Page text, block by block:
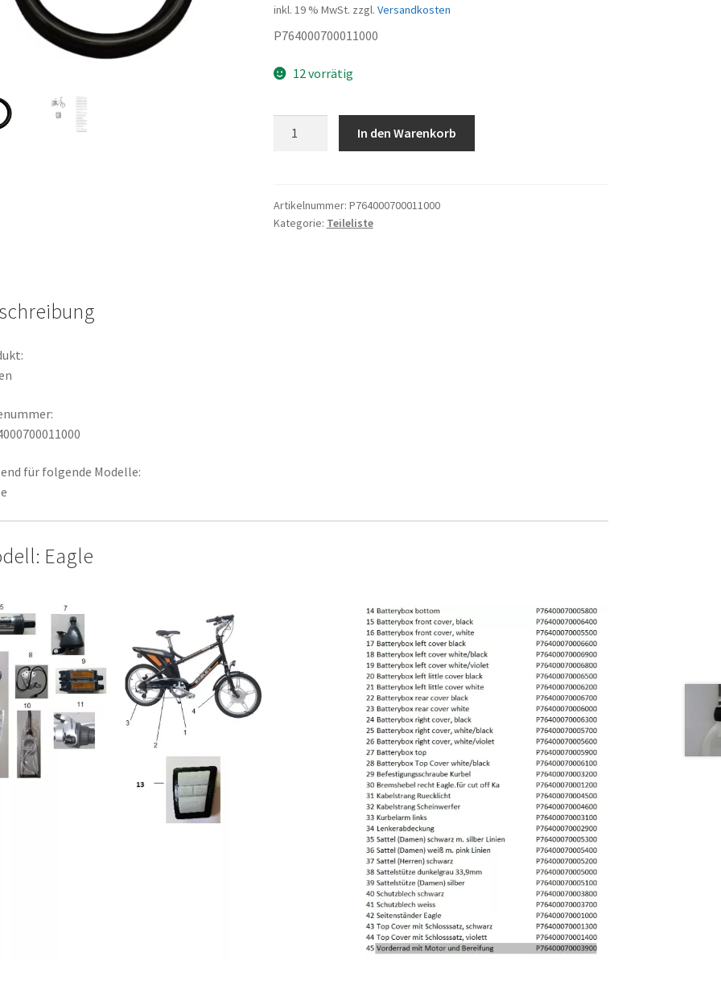
inkl. 19 % MwSt. zzgl. Versandkosten
P764000700011000
12 vorrätig
In den Warenkorb
Artikelnummer: P764000700011000
Kategorie: Teileliste
für folgende Modelle:
Eagle